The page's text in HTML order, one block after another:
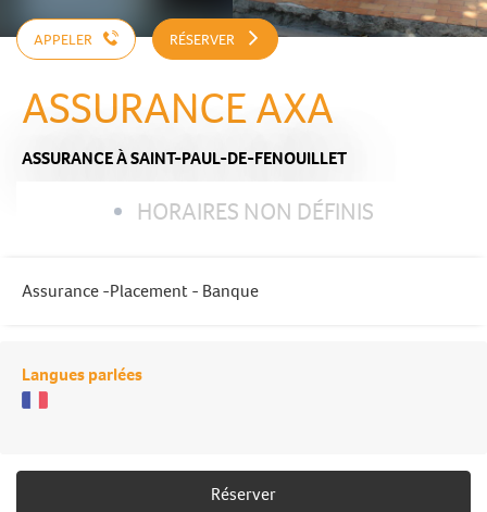
APPELER RÉSERVER
ASSURANCE AXA
ASSURANCEÀ SAINT-PAUL-DE-FENOUILLET
HORAIRES NON DÉFINIS
Assurance -Placement - Banque
Langues parlées
Réserver